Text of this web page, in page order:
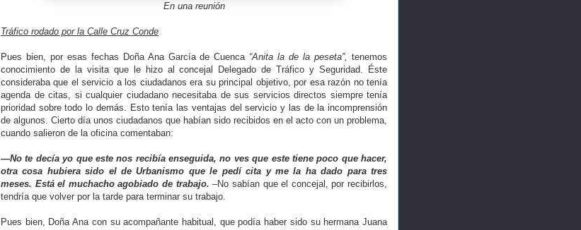
En una reunión
Tráfico rodado por la Calle Cruz Conde
Pues bien, por esas fechas Doña Ana García de Cuenca “Anita la de la peseta”, tenemos
conocimiento de la visita que le hizo al concejal Delegado de Tráfico y Seguridad. Éste
consideraba que el servicio a los ciudadanos era su principal objetivo, por esa razón no tenía
agenda de citas, si cualquier ciudadano necesitaba de sus servicios directos siempre tenía
prioridad sobre todo lo demás. Esto tenía las ventajas del servicio y las de la incomprensión
de algunos. Cierto día unos ciudadanos que habían sido recibidos en el acto con un problema,
cuando salieron de la oficina comentaban:
—No te decía yo que este nos recibía enseguida, no ves que este tiene poco que hacer,
otra cosa hubiera sido el de Urbanismo que le pedí cita y me la ha dado para tres
meses. Está el muchacho agobiado de trabajo. –No sabían que el concejal, por recibirlos,
tendría que volver por la tarde para terminar su trabajo.
Pues bien, Doña Ana con su acompañante habitual, que podía haber sido su hermana Juana